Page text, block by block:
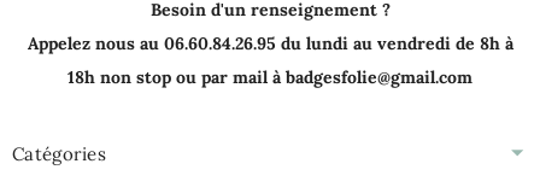
Besoin d'un renseignement ?
Appelez nous au 06.60.84.26.95 du lundi au vendredi de 8h à
18h non stop ou par mail à badgesfolie@gmail.com
Catégories